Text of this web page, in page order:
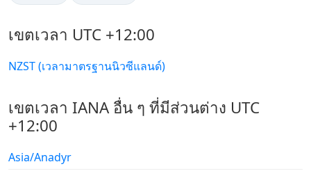
เขตเวลา UTC +12:00
NZST (เวลามาตรฐานนิวซีแลนด์)
เขตเวลา IANA อื่น ๆ ที่มีส่วนต่าง UTC
+12:00
Asia/Anadyr